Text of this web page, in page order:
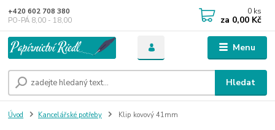
Menu
Hledat
+420 602 708 380
PO-PÁ 8,00 - 18,00
0 ks
za 0,00 Kč
Úvod Kancelářské potřeby Klip kovový 41mm